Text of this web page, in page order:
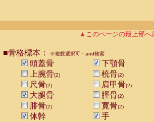
▲このページの最上部へ
■骨格標本： ※複数選択可・and検索
頭蓋骨
下顎骨
上腕骨(2) 橈骨(2)
尺骨(2) 肩甲骨(2)
大腿骨 脛骨(2)
腓骨(2) 寛骨(2)
体幹
手